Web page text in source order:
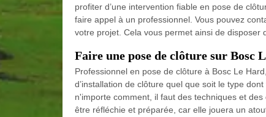
profiter d’une intervention fiable en pose de
faire appel à un professionnel. Vous pouvez
votre projet. Cela vous permet ainsi de
Faire une pose de clôture sur Bosc
Professionnel en pose de clôture à Bosc Le
d’installation de clôture quel que soit le type
n'importe comment, il faut des techniques et
être réfléchie et préparée, car elle jouera un